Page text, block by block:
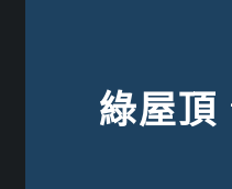
綠屋